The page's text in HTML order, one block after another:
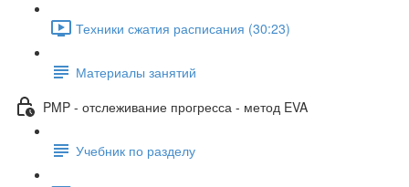
Техники сжатия расписания (30:23)
Материалы занятий
PMP - отслеживание прогресса - метод EVA
Учебник по разделу